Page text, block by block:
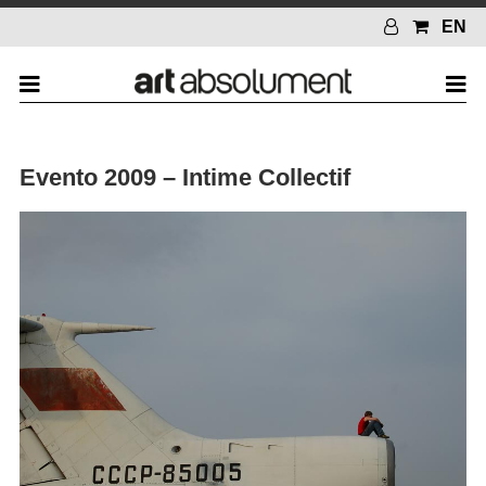
EN
Evento 2009 – Intime Collectif